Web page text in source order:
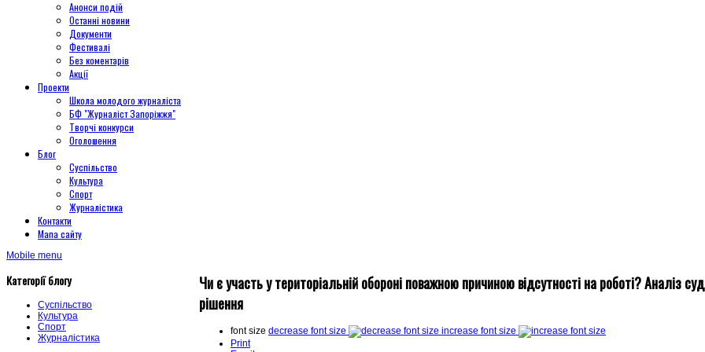
Анонси подій
Останні новини
Документи
Фестивалі
Без коментарів
Акції
Проекти
Школа молодого журналіста
БФ "Журналіст Запоріжжя"
Творчі конкурси
Оголошення
Блог
Суспільство
Культура
Спорт
Журналістика
Контакти
Мапа сайту
Mobile menu
Категорії блогу
Суспільство
Культура
Спорт
Журналістика
Чи є участь у територіальній обороні поважною причиною відсутності на роботі? Аналіз
рішення
font size decrease font size
increase font size
Print